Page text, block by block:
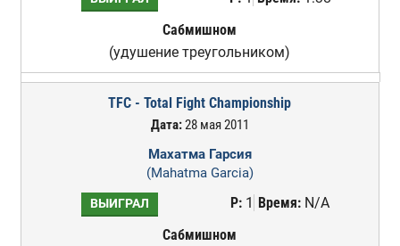
Сабмишном
(удушение треугольником)
TFC - Total Fight Championship
Дата:28 мая 2011
Махатма Гарсия
(Mahatma Garcia)
ВЫИГРАЛ Р: 1 Время: N/A
Сабмишном